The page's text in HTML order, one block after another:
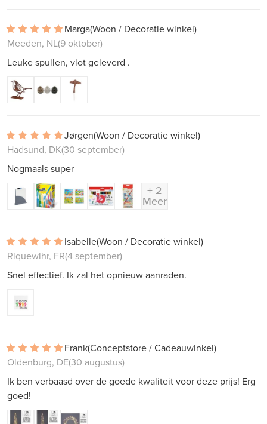
Marga(Woon / Decoratie winkel)
Meeden, NL(9 oktober)
Leuke spullen, vlot geleverd .
Jørgen(Woon / Decoratie winkel)
Hadsund, DK(30 september)
Nogmaals super
+ 2
Meer
Isabelle(Woon / Decoratie winkel)
Riquewihr, FR(4 september)
Snel effectief. Ik zal het opnieuw aanraden.
Frank(Conceptstore / Cadeauwinkel)
Oldenburg, DE(30 augustus)
Ik ben verbaasd over de goede kwaliteit voor deze prijs! Erg
goed!